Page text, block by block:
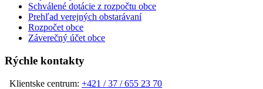
Schválené dotácie z rozpočtu obce
Prehľad verejných obstarávaní
Rozpočet obce
Záverečný účet obce
Rýchle kontakty
Klientske centrum: +421 / 37 / 655 23 70